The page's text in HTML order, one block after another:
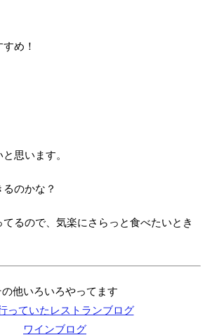
め！
思います。
のかな？
るので、気楽にさらっと食べたいとき
の他いろいろやってます
っていたレストランブログ
ワインブログ